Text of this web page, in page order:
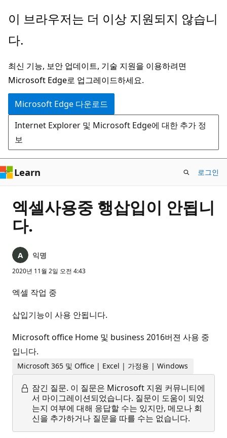
주
콘
츠
로
건
너
뛰
기
이 브라우저는 더 이상 지원되지 않습니
다.
최신 기능, 보안 업데이트, 기술 지원을 이용하려면
Microsoft Edge로 업그레이드하세요.
Microsoft Edge 다운로드
Internet Explorer 및 Microsoft Edge에 대한 추가 정
보
Learn 로그인
엑셀사용중 행삽입이 안됩니
다.
익명
2020년 11월 2일 오전 4:43
엑셀 작업 중
삽입기능이 사용 안됩니다.
Microsoft office Home 및 business 2016버젼 사용 중
입니다.
Microsoft 365 및 Office | Excel | 가정용 | Windows
잠긴 질문. 이 질문은 Microsoft 지원 커뮤니티에
서 마이그레이션되었습니다. 질문이 도움이 되었
는지 여부에 대해 응답할 수는 있지만, 메모나 회
신을 추가하거나 질문을 따를 수는 없습니다.